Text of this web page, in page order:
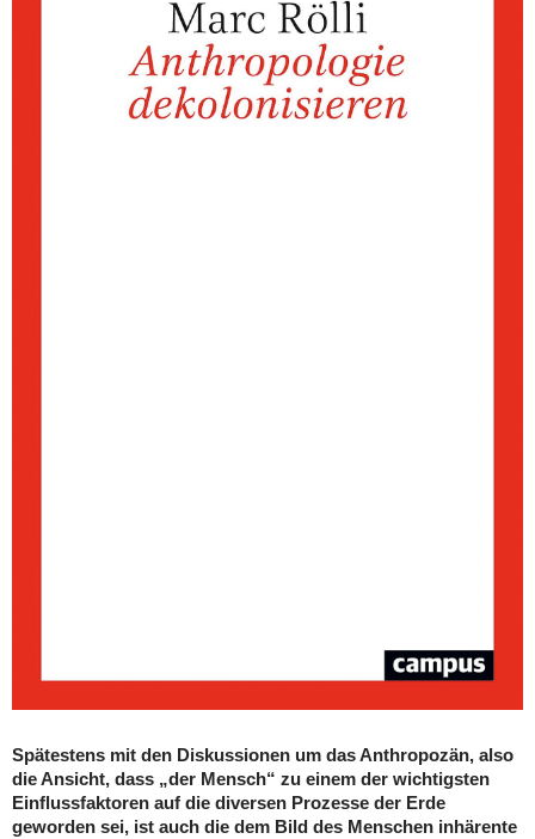
Spätestens mit den Diskussionen um das Anthropozän, also
die Ansicht, dass „der Mensch“ zu einem der wichtigsten
Einflussfaktoren auf die diversen Prozesse der Erde
geworden sei, ist auch die dem Bild des Menschen inhärente